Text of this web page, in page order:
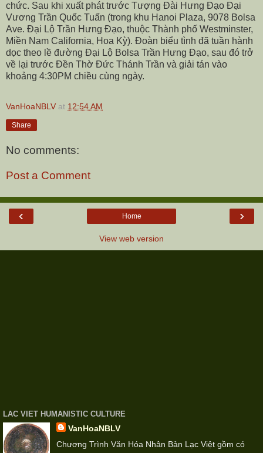
chức. Sau khi xuất phát trước Tượng Đài Hưng Đạo Đại
Vương Trần Quốc Tuấn (trong khu Hanoi Plaza, 9078 Bolsa
Ave. Đại Lộ Trần Hưng Đạo, thuộc Thành phố Westminster,
Miền Nam California, Hoa Kỳ). Đoàn biểu tình đã tuần hành
dọc theo lề đường Đại Lộ Bolsa Trần Hưng Đạo, sau đó trở
về lại trước Đền Thờ Đức Thánh Trần và giải tán vào
khoảng 4:30PM chiều cùng ngày.
VanHoaNBLV at 12:54 AM
Share
No comments:
Post a Comment
‹ ›
Home
View web version
LAC VIET HUMANISTIC CULTURE
VanHoaNBLV
Chương Trình Văn Hóa Nhân Bản Lạc Việt gồm có